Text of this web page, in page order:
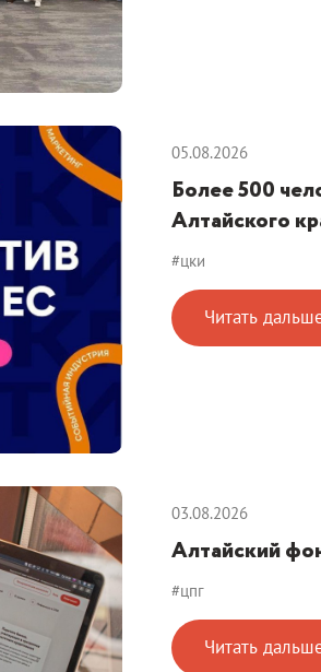
05.08.2026
Более 500
Алтайского
#цки
Читать
03.08.2026
Алтайский
#цпг
Читать